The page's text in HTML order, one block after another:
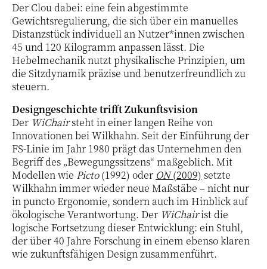
Der Clou dabei: eine fein abgestimmte
Gewichtsregulierung, die sich über ein manuelles
Distanzstück individuell an Nutzer*innen zwischen
45 und 120 Kilogramm anpassen lässt. Die
Hebelmechanik nutzt physikalische Prinzipien, um
die Sitzdynamik präzise und benutzerfreundlich zu
steuern.
Designgeschichte trifft Zukunftsvision
Der WiChairsteht in einer langen Reihe von
Innovationen bei Wilkhahn. Seit der Einführung der
FS-Linie im Jahr 1980 prägt das Unternehmen den
Begriff des „Bewegungssitzens“ maßgeblich. Mit
Modellen wie Picto(1992) oder ON(2009) setzte
Wilkhahn immer wieder neue Maßstäbe – nicht nur
in puncto Ergonomie, sondern auch im Hinblick auf
ökologische Verantwortung. Der WiChairist die
logische Fortsetzung dieser Entwicklung: ein Stuhl,
der über 40 Jahre Forschung in einem ebenso klaren
wie zukunftsfähigen Design zusammenführt.